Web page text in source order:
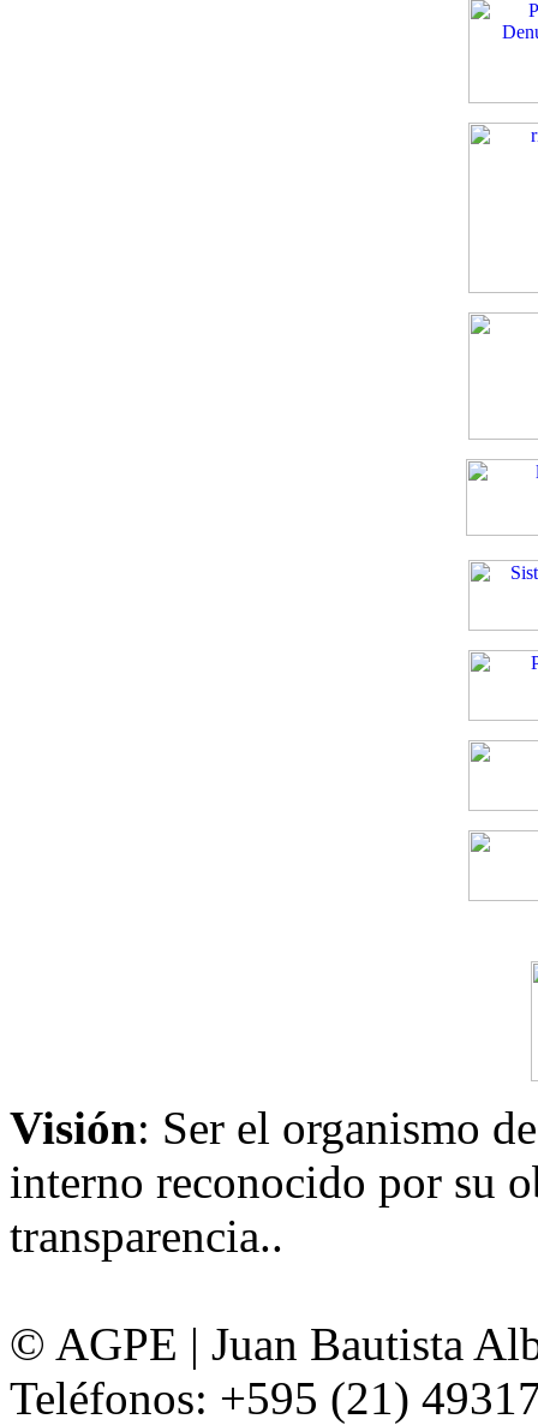
Visión: Ser el organismo
interno reconocido por su
transparencia..
© AGPE | Juan Bautista
Teléfonos: +595 (21)